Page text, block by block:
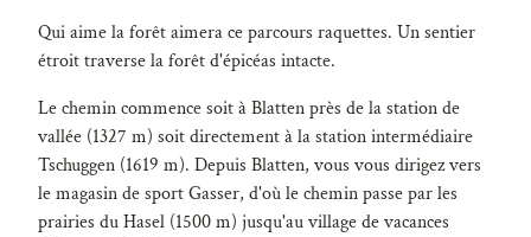
Qui aime la forêt aimera ce parcours raquettes. Un sentier
étroit traverse la forêt d'épicéas intacte.
Le chemin commence soit à Blatten près de la station de
vallée (1327 m) soit directement à la station intermédiaire
Tschuggen (1619 m). Depuis Blatten, vous vous dirigez vers
le magasin de sport Gasser, d'où le chemin passe par les
prairies du Hasel (1500 m) jusqu'au village de vacances